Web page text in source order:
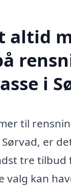
altid
i
til
er
tre tilbud
valg kan